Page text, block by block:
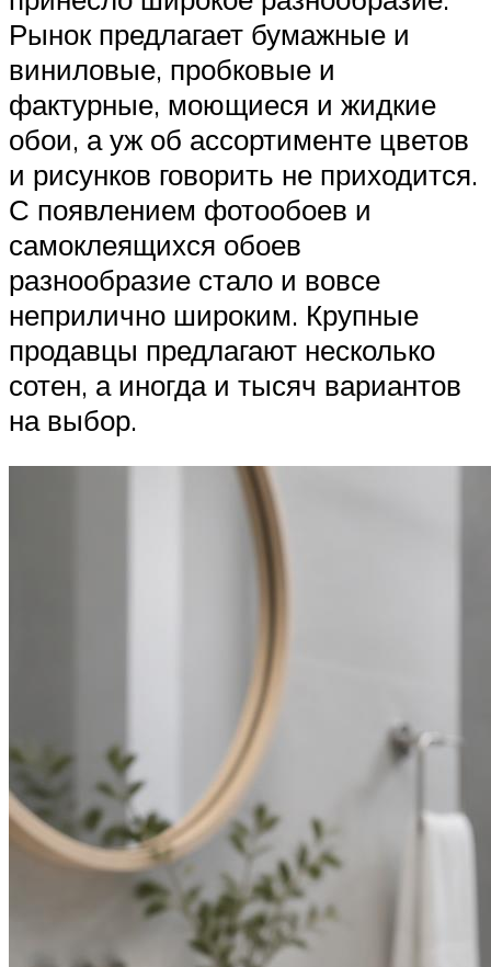
Рынок предлагает бумажные и
виниловые, пробковые и
фактурные, моющиеся и жидкие
обои, а уж об ассортименте цветов
и рисунков говорить не приходится.
С появлением фотообоев и
самоклеящихся обоев
разнообразие стало и вовсе
неприлично широким. Крупные
продавцы предлагают несколько
сотен, а иногда и тысяч вариантов
на выбор.